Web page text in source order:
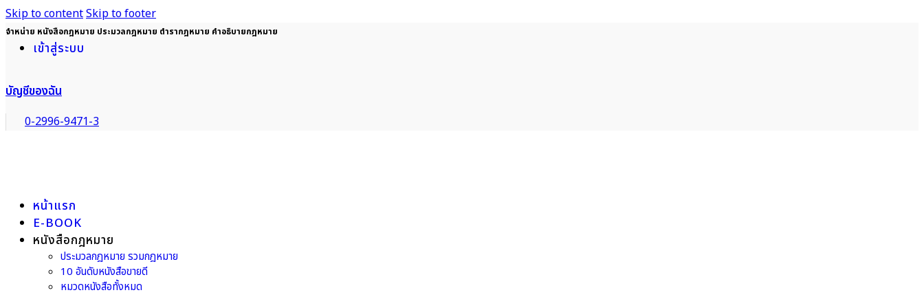
Skip to contentSkip to footer
จำหน่าย หนังสือกฎหมาย ประมวลกฎหมาย ตำรากฎหมาย คำอธิบายกฎหมาย
เข้าสู่ระบบ
บัญชีของฉัน
0-2996-9471-3
หน้าแรก
E-BOOK
หนังสือกฎหมาย
ประมวลกฎหมาย รวมกฎหมาย
10 อันดับหนังสือขายดี
หมวดหนังสือทั้งหมด